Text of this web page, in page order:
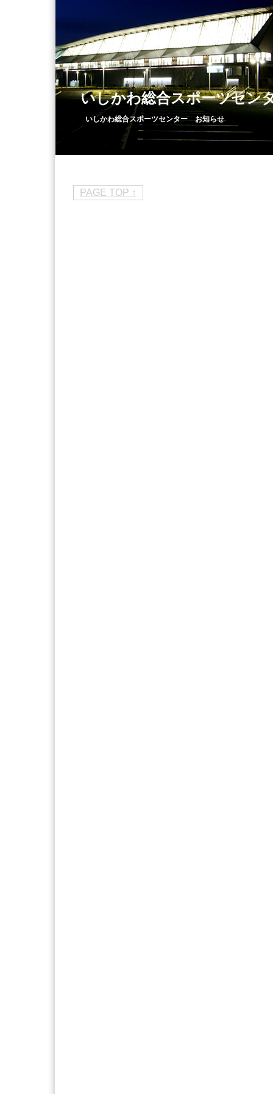
いしかわ総合スポーツセン
いしかわ総合スポーツセンター お知らせ
PAGE TOP ↑